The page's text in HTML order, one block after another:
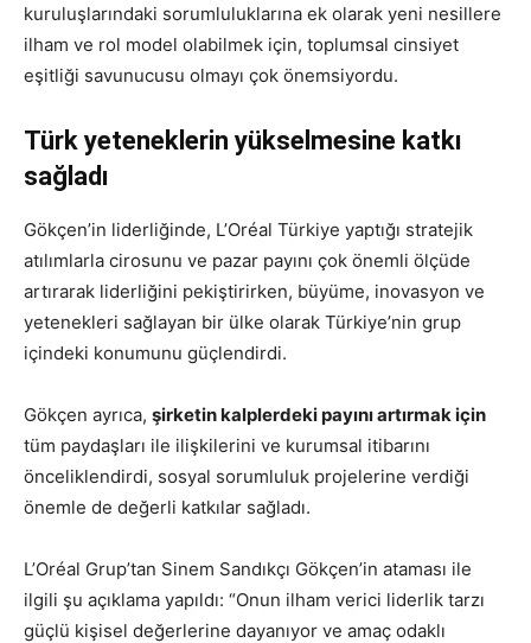
kuruluşlarındaki sorumluluklarına ek olarak yeni nesillere
ilham ve rol model olabilmek için, toplumsal cinsiyet
eşitliği savunucusu olmayı çok önemsiyordu.
Türk yeteneklerin yükselmesine katkı
sağladı
Gökçen’in liderliğinde, L’Oréal Türkiye yaptığı stratejik
atılımlarla cirosunu ve pazar payını çok önemli ölçüde
artırarak liderliğini pekiştirirken, büyüme, inovasyon ve
yetenekleri sağlayan bir ülke olarak Türkiye’nin grup
içindeki konumunu güçlendirdi.
Gökçen ayrıca, şirketin kalplerdeki payını artırmak için
tüm paydaşları ile ilişkilerini ve kurumsal itibarını
önceliklendirdi, sosyal sorumluluk projelerine verdiği
önemle de değerli katkılar sağladı.
L’Oréal Grup’tan Sinem Sandıkçı Gökçen’in ataması ile
ilgili şu açıklama yapıldı: “Onun ilham verici liderlik tarzı
güçlü kişisel değerlerine dayanıyor ve amaç odaklı